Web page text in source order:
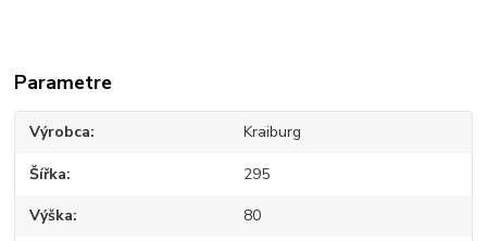
Parametre
Výrobca Kraiburg
Šířka 295
Výška 80